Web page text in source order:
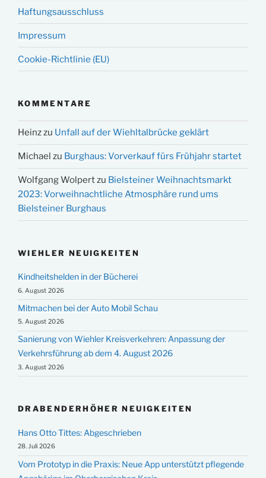
Haftungsausschluss
Impressum
Cookie-Richtlinie (EU)
KOMMENTARE
Heinzzu Unfall auf der Wiehltalbrücke geklärt
Michael zu Burghaus: Vorverkauf fürs Frühjahr startet
Wolfgang Wolpertzu Bielsteiner Weihnachtsmarkt
2023: Vorweihnachtliche Atmosphäre rund ums
Bielsteiner Burghaus
WIEHLER NEUIGKEITEN
Kindheitshelden in der Bücherei
6. August 2026
Mitmachen bei der Auto Mobil Schau
5. August 2026
Sanierung von Wiehler Kreisverkehren: Anpassung der
Verkehrsführung ab dem 4. August 2026
3. August 2026
DRABENDERHÖHER NEUIGKEITEN
Hans Otto Tittes: Abgeschrieben
28. Juli 2026
Vom Prototyp in die Praxis: Neue App unterstützt pflegende